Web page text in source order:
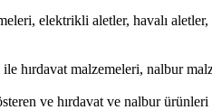
elektrikli aletler, havalı
hırdavat malzemeleri, nalbur
ve hırdavat ve nalbur